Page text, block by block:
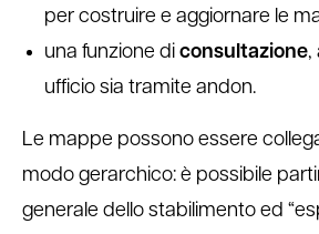
per costruire e aggiornare le
una funzione di consultazione,
ufficio sia tramite andon.
Le mappe possono essere
modo gerarchico: è possibile
generale dello stabilimento ed